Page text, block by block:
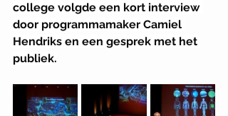
college volgde een kort interview
door programmamaker Camiel
Hendriks en een gesprek met het
publiek.